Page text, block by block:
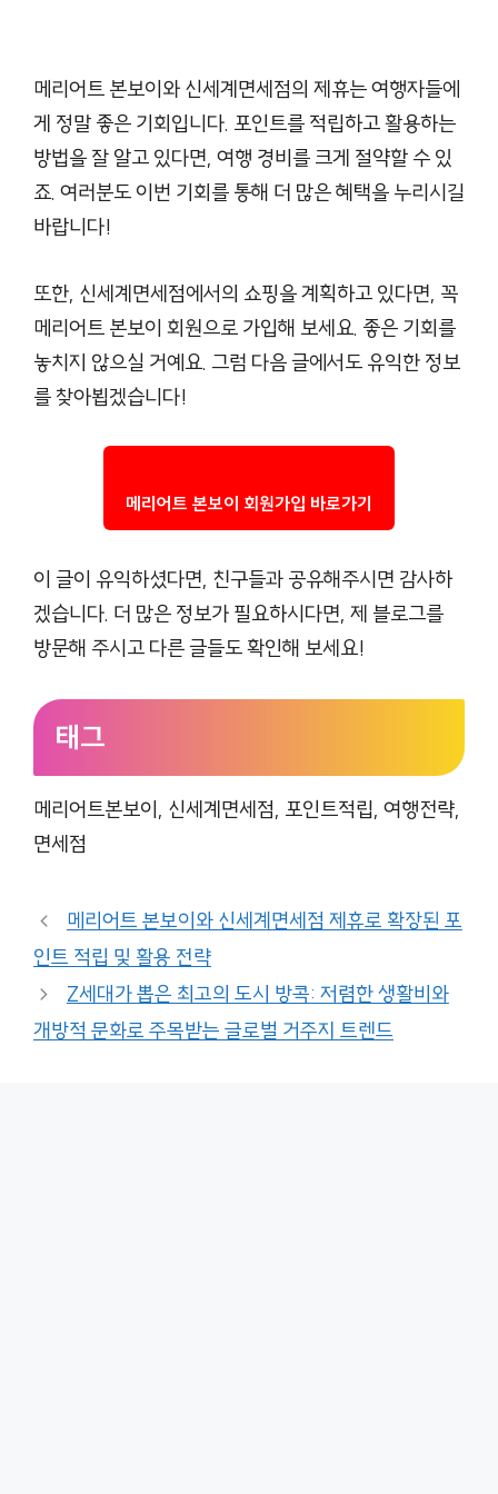
메리어트 본보이와 신세계면세점의 제휴는 여행자들에
게 정말 좋은 기회입니다. 포인트를 적립하고 활용하는
방법을 잘 알고 있다면, 여행 경비를 크게 절약할 수 있
죠. 여러분도 이번 기회를 통해 더 많은 혜택을 누리시길
바랍니다!
또한, 신세계면세점에서의 쇼핑을 계획하고 있다면, 꼭
메리어트 본보이 회원으로 가입해 보세요. 좋은 기회를
놓치지 않으실 거예요. 그럼 다음 글에서도 유익한 정보
를 찾아뵙겠습니다!
메리어트 본보이 회원가입 바로가기
이 글이 유익하셨다면, 친구들과 공유해주시면 감사하
겠습니다. 더 많은 정보가 필요하시다면, 제 블로그를
방문해 주시고 다른 글들도 확인해 보세요!
태그
메리어트본보이, 신세계면세점, 포인트적립, 여행전략,
면세점
메리어트 본보이와 신세계면세점 제휴로 확장된 포
인트 적립 및 활용 전략
Z세대가 뽑은 최고의 도시 방콕: 저렴한 생활비와
개방적 문화로 주목받는 글로벌 거주지 트렌드